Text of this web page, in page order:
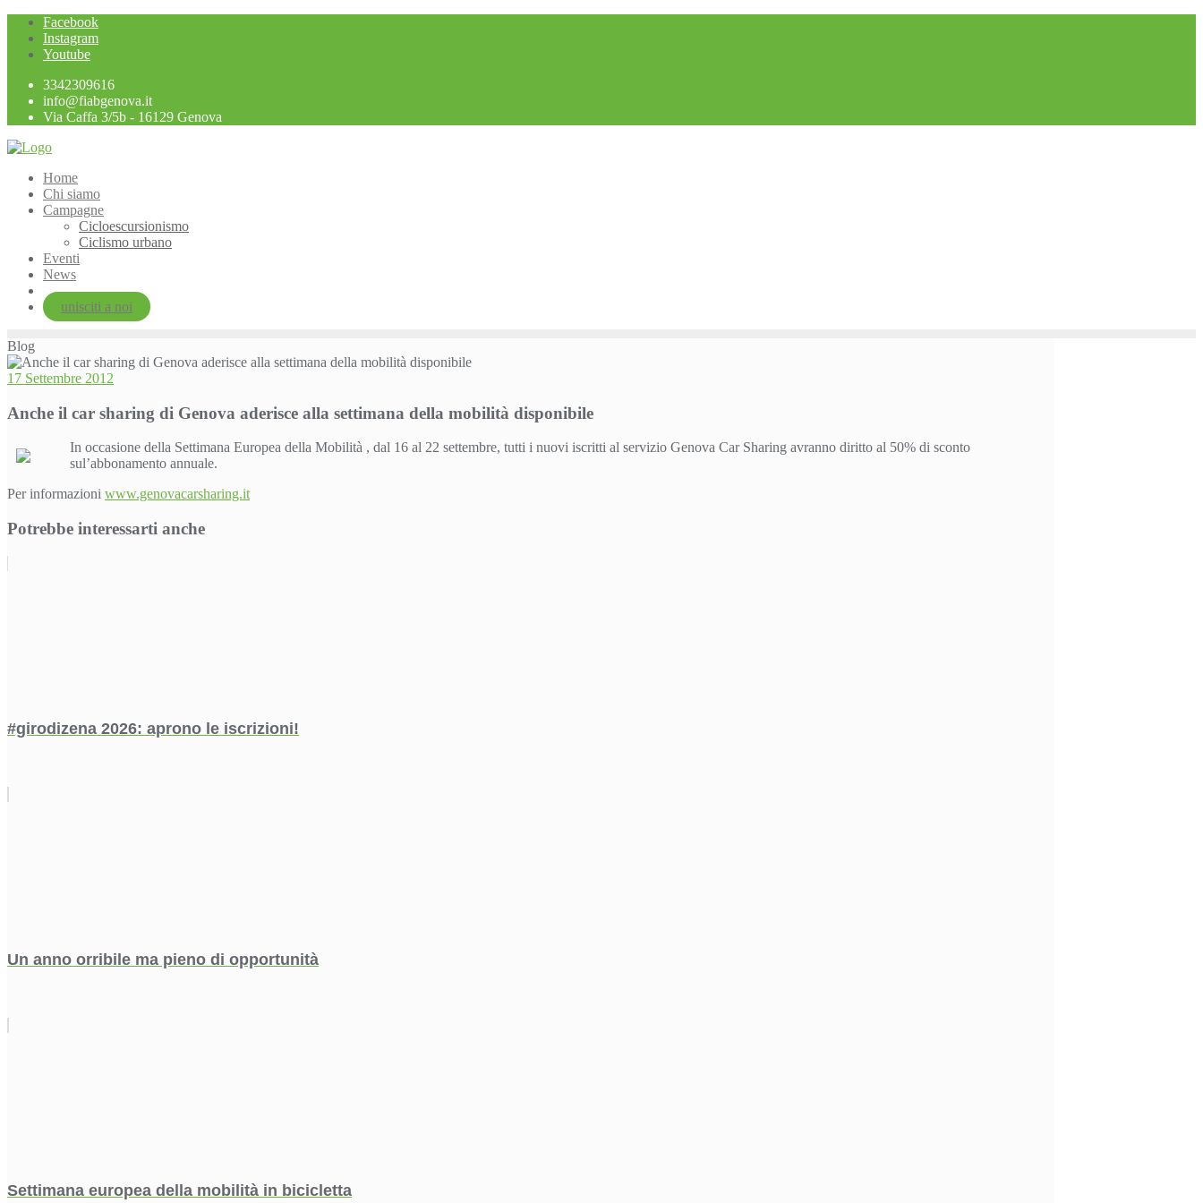
Skip
content
Facebook
Instagram
Youtube
3342309616
info@fiabgenova.it
Via Caffa 3/5b - 16129 Genova
Home
Chi siamo
Campagne
Cicloescursionismo
Ciclismo urbano
Eventi
News
unisciti a noi
Blog
17 Settembre 2012
Anche il car sharing di Genova aderisce alla settimana della mobilità disponibile
In occasione della Settimana Europea della Mobilità , dal 16 al 22 settembre, tutti i nuovi iscritti al servizio Genova Car Sharing avranno diritto al 50% di sconto
sul’abbonamento annuale.
Per informazioni www.genovacarsharing.it
Potrebbe interessarti anche
#girodizena 2026: aprono le iscrizioni!
Un anno orribile ma pieno di opportunità
Settimana europea della mobilità in bicicletta